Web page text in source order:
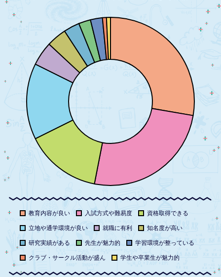
教育内容が良い 入試方式や難易度 資格取得できる
立地や通学環境が良い 就職に有利 知名度が高い
研究実績がある 先生が魅力的 学習環境が整っている
クラブ・サークル活動が盛ん 学生や卒業生が魅力的